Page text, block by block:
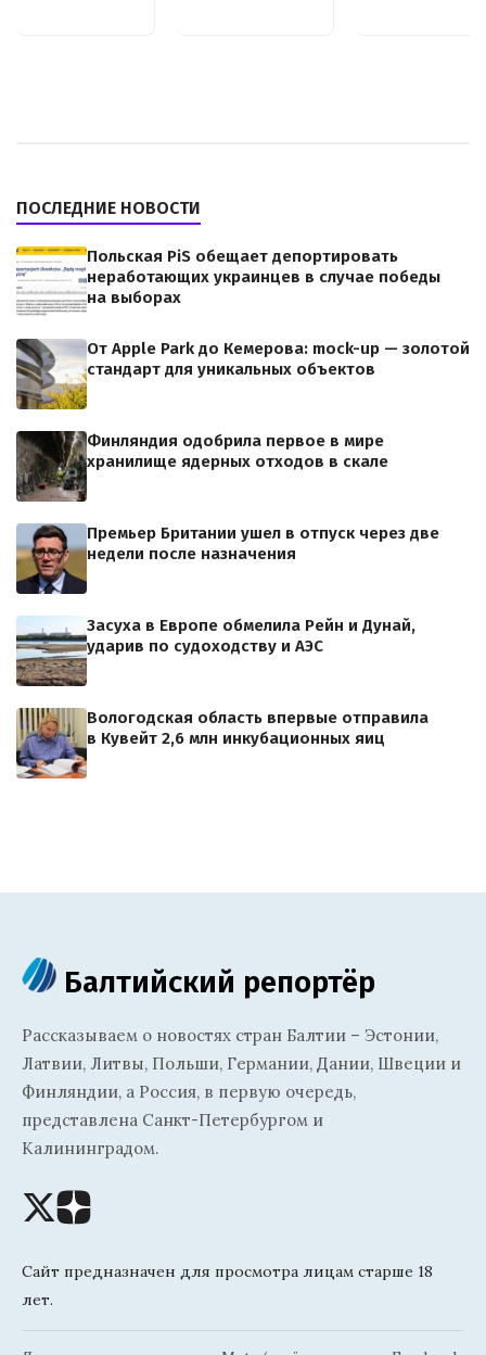
ПОСЛЕДНИЕ НОВОСТИ
Польская PiS обещает депортировать
неработающих украинцев в случае победы
на выборах
От Apple Park до Кемерова: mock-up — золотой
стандарт для уникальных объектов
Финляндия одобрила первое в мире
хранилище ядерных отходов в скале
Премьер Британии ушел в отпуск через две
недели после назначения
Засуха в Европе обмелила Рейн и Дунай,
ударив по судоходству и АЭС
Вологодская область впервые отправила
в Кувейт 2,6 млн инкубационных яиц
Балтийский репортёр
Рассказываем о новостях стран Балтии – Эстонии,
Латвии, Литвы, Польши, Германии, Дании, Швеции и
Финляндии, а Россия, в первую очередь,
представлена Санкт-Петербургом и
Калининградом.
Сайт предназначен для просмотра лицам старше 18
лет.